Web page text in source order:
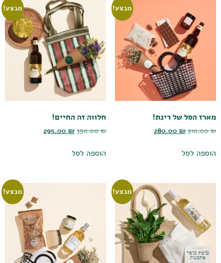
מבצע!
מארז הסל של רינת!
310.00₪
280.00 ₪
הוספה לסל
מבצע!
חלווה זה החיים!
350.00₪
295.00₪
הוספה לסל
מבצע! מבצע!